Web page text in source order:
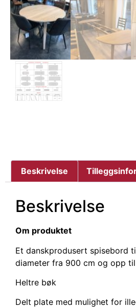
Beskrivelse
Beskrivelse
Om produktet
Et danskprodusert spisebord
diameter fra 900 cm og opp
Heltre bøk
Delt plate med mulighet for